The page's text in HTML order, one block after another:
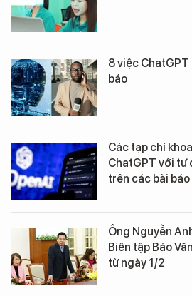
8 việc
báo
Các tạp chí
ChatGPT với tư
trên các bài báo
Ông Nguyễn
Biên tập Báo
từ ngày 1/2